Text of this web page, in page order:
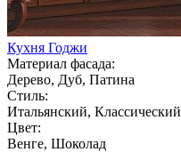
Кухня Годжи
Материал фасада:
Дерево, Дуб, Патина
Стиль:
Итальянский, Классический
Цвет:
Венге, Шоколад